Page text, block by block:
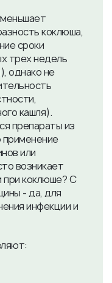
коклюша,
сроки
трех недель
однако не
кашля).
препараты из
или
возникает
при коклюше? С
- да, для
инфекции и